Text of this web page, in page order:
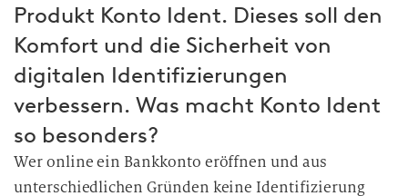
g
n
d
i
D
a
t
Produkt Konto Ident. Dieses soll den
Komfort und die Sicherheit von
digitalen Identifizierungen
verbessern. Was macht Konto Ident
so besonders?
Wer online ein Bankkonto eröffnen und aus
unterschiedlichen Gründen keine Identifizierung